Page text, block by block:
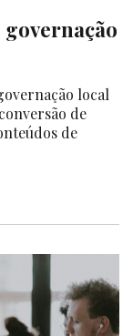
local
de
de